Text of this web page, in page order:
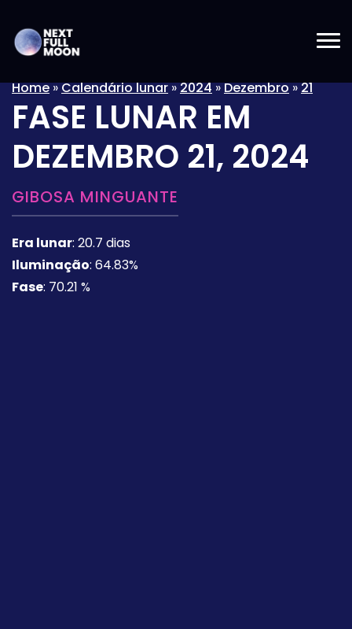
Home»Calendário lunar»2024»Dezembro»21
FASE LUNAR EM
DEZEMBRO 21, 2024
GIBOSA MINGUANTE
Era lunar: 20.7 dias
Iluminação: 64.83%
Fase: 70.21 %